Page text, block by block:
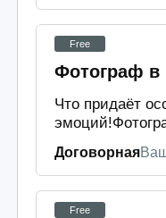
Free
Фотограф в
Что придаёт
Договорная
Free